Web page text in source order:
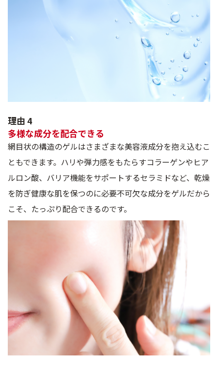
理由 4
多様な成分を配合できる
網目状の構造のゲルはさまざまな美容液成分を抱え込むこ
ともできます。ハリや弾力感をもたらすコラーゲンやヒア
ルロン酸、バリア機能をサポートするセラミドなど、乾燥
を防ぎ健康な肌を保つのに必要不可欠な成分をゲルだから
こそ、たっぷり配合できるのです。